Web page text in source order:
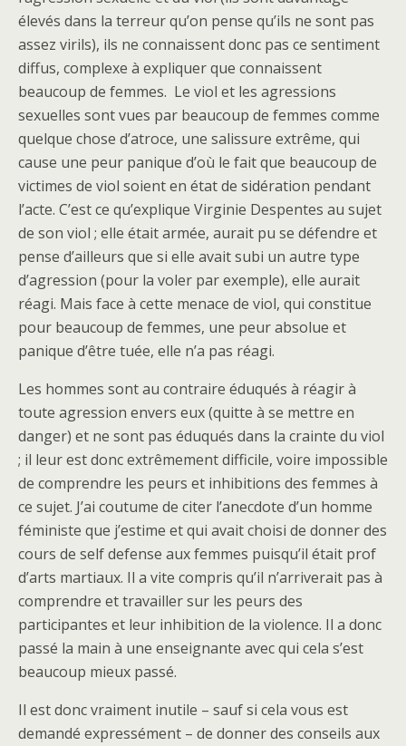
élevés dans la terreur qu’on pense qu’ils ne sont pas
assez virils), ils ne connaissent donc pas ce sentiment
diffus, complexe à expliquer que connaissent
beaucoup de femmes. Le viol et les agressions
sexuelles sont vues par beaucoup de femmes comme
quelque chose d’atroce, une salissure extrême, qui
cause une peur panique d’où le fait que beaucoup de
victimes de viol soient en état de sidération pendant
l’acte. C’est ce qu’explique Virginie Despentes au sujet
de son viol ; elle était armée, aurait pu se défendre et
pense d’ailleurs que si elle avait subi un autre type
d’agression (pour la voler par exemple), elle aurait
réagi. Mais face à cette menace de viol, qui constitue
pour beaucoup de femmes, une peur absolue et
panique d’être tuée, elle n’a pas réagi.
Les hommes sont au contraire éduqués à réagir à
toute agression envers eux (quitte à se mettre en
danger) et ne sont pas éduqués dans la crainte du viol
; il leur est donc extrêmement difficile, voire impossible
de comprendre les peurs et inhibitions des femmes à
ce sujet. J’ai coutume de citer l’anecdote d’un homme
féministe que j’estime et qui avait choisi de donner des
cours de self defense aux femmes puisqu’il était prof
d’arts martiaux. Il a vite compris qu’il n’arriverait pas à
comprendre et travailler sur les peurs des
participantes et leur inhibition de la violence. Il a donc
passé la main à une enseignante avec qui cela s’est
beaucoup mieux passé.
Il est donc vraiment inutile – sauf si cela vous est
demandé expressément – de donner des conseils aux